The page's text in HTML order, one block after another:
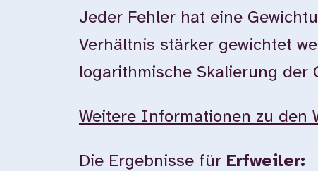
Jeder Fehler hat eine
Verhältnis stärker gewichtet
logarithmische Skalierung der
Weitere Informationen zu den
Die Ergebnisse für Erfweiler: